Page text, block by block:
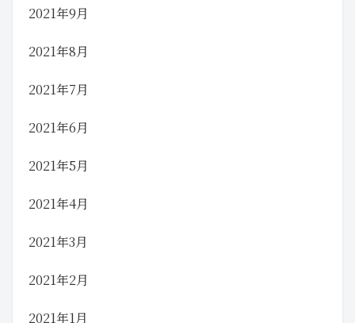
2021年9月
2021年8月
2021年7月
2021年6月
2021年5月
2021年4月
2021年3月
2021年2月
2021年1月